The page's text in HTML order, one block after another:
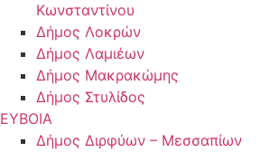
Κωνσταντίνου
Δήμος Λοκρών
Δήμος Λαμιέων
Δήμος Μακρακώμης
Δήμος Στυλίδος
ΕΥΒΟΙΑ
Δήμος Διρφύων – Μεσσαπίων